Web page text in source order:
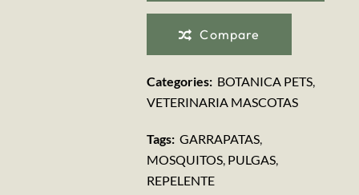
Compare
Categories: BOTANICA PETS,
VETERINARIA MASCOTAS
Tags: GARRAPATAS,
MOSQUITOS, PULGAS,
REPELENTE